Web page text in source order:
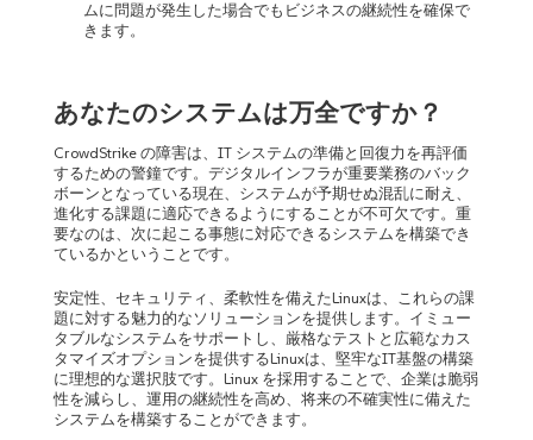
ムに問題が発生した場合でもビジネスの継続性を確保で
きます。
あなたのシステムは万全ですか？
CrowdStrike の障害は、IT システムの準備と回復力を再評価
するための警鐘です。デジタルインフラが重要業務のバック
ボーンとなっている現在、システムが予期せぬ混乱に耐え、
進化する課題に適応できるようにすることが不可欠です。重
要なのは、次に起こる事態に対応できるシステムを構築でき
ているかということです。
安定性、セキュリティ、柔軟性を備えたLinuxは、これらの課
題に対する魅力的なソリューションを提供します。イミュー
タブルなシステムをサポートし、厳格なテストと広範なカス
タマイズオプションを提供するLinuxは、堅牢なIT基盤の構築
に理想的な選択肢です。Linux を採用することで、企業は脆弱
性を減らし、運用の継続性を高め、将来の不確実性に備えた
システムを構築することができます。